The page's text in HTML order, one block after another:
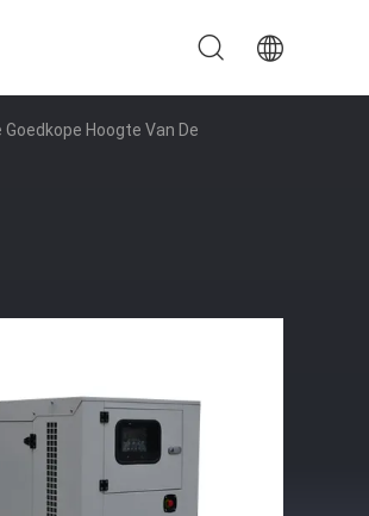
Hoogte Van De